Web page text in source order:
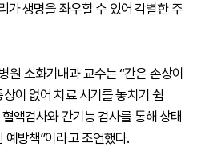
가 생명을 좌우할 수 있어 각별한 주
원 소화기내과 교수는 “간은 손상이
이 없어 치료 시기를 놓치기 쉽
액검사와 간기능 검사를 통해 상태
예방책”이라고 조언했다.